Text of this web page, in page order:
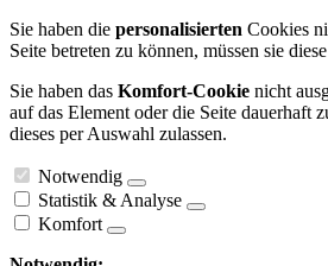
Sie haben die personalisierten Cookies
Seite betreten zu können, müssen sie
Sie haben das Komfort-Cookie nicht
auf das Element oder die Seite dauerhaft
dieses per Auswahl zulassen.
Notwendig
Statistik & Analyse
Komfort